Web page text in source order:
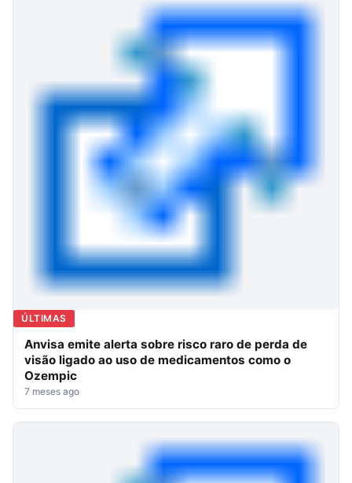
ÚLTIMAS
Anvisa emite alerta sobre risco raro de perda de
visão ligado ao uso de medicamentos como o
Ozempic
7 meses ago